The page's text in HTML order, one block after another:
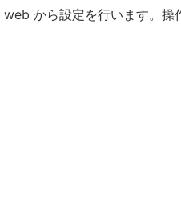
から設定を行います。操